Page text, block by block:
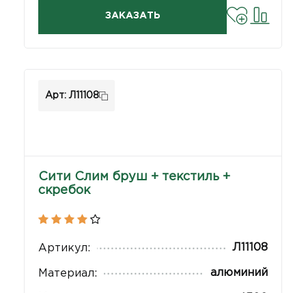
ЗАКАЗАТЬ
Арт: Л11108
Сити Слим бруш + текстиль +
скребок
Артикул: Л11108
Материал: алюминий